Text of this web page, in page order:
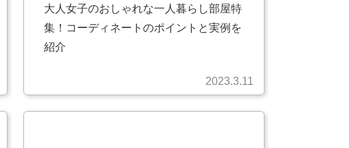
大人女子のおしゃれな一人暮らし部屋特
集！コーディネートのポイントと実例を
紹介
2023.3.11